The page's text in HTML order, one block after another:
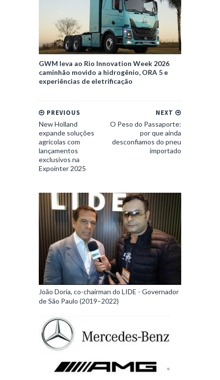
GWM leva ao Rio Innovation Week 2026
caminhão movido a hidrogênio, ORA 5 e
experiências de eletrificação
NEXT
O Peso do Passaporte:
por que ainda
desconfiamos do pneu
importado
PREVIOUS
New Holland
expande soluções
agrícolas com
lançamentos
exclusivos na
Expointer 2025
João Doria, co-chairman do LIDE - Governador
de São Paulo (2019–2022)